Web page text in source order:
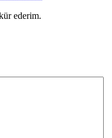
ederim.